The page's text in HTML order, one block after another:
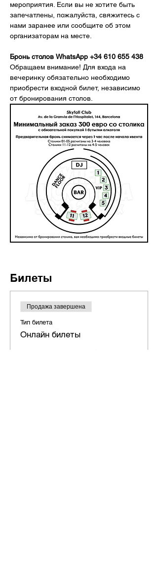
мероприятия. Если вы не хотите быть
запечатлены, пожалуйста, свяжитесь с
нами заранее или сообщите об этом
организаторам на месте.
Бронь столов WhatsApp +34 610 655 438
Обращаем внимание! Для входа на
вечеринку обязательно необходимо
приобрести входной билет, независимо
от бронирования столов.
Билеты
Продажа завершена
Тип билета
Онлайн билеты